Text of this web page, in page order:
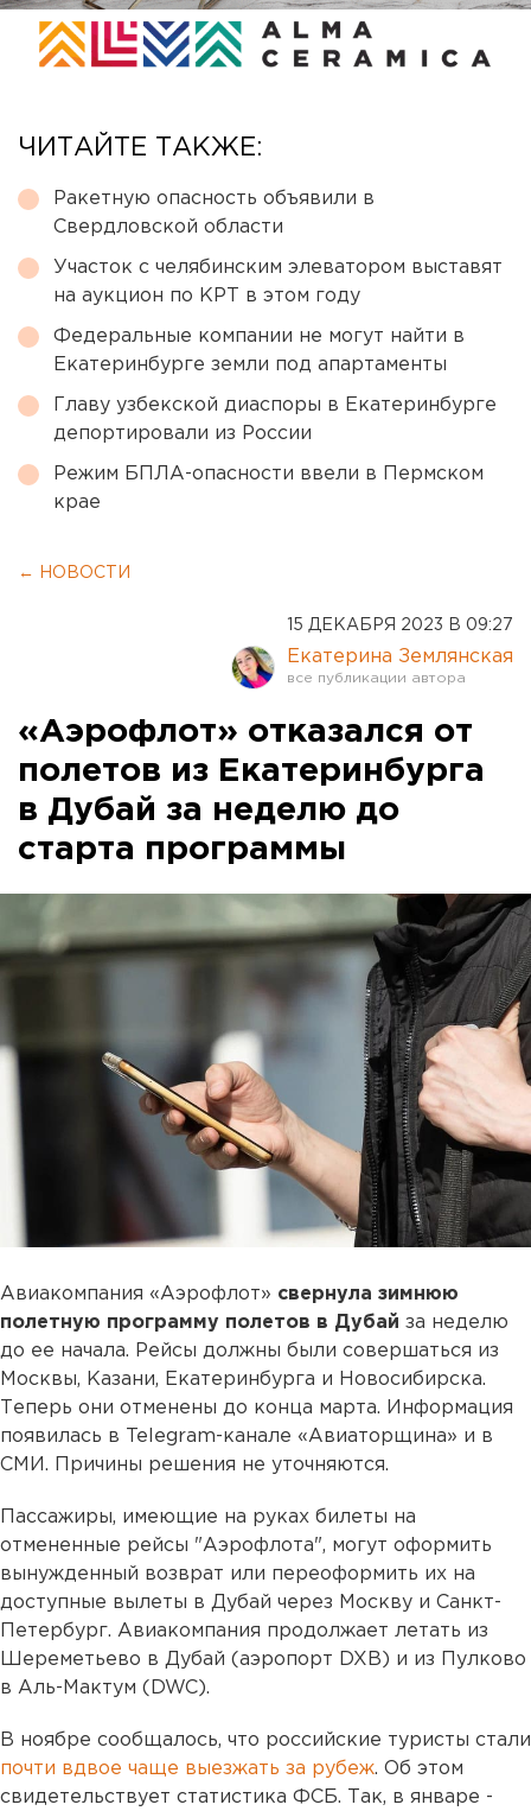
ЧИТАЙТЕ ТАКЖЕ:
Ракетную опасность объявили в
Свердловской области
Участок с челябинским элеватором выставят
на аукцион по КРТ в этом году
Федеральные компании не могут найти в
Екатеринбурге земли под апартаменты
Главу узбекской диаспоры в Екатеринбурге
депортировали из России
Режим БПЛА-опасности ввели в Пермском
крае
← НОВОСТИ
15 ДЕКАБРЯ 2023 В 09:27
Екатерина Землянская
«Аэрофлот» отказался от
полетов из Екатеринбурга
в Дубай за неделю до
старта программы
Авиакомпания «Аэрофлот» свернула зимнюю
полетную программу полетов в Дубай за неделю
до ее начала. Рейсы должны были совершаться из
Москвы, Казани, Екатеринбурга и Новосибирска.
Теперь они отменены до конца марта. Информация
появилась в Telegram-канале «Авиаторщина» и в
СМИ. Причины решения не уточняются.
Пассажиры, имеющие на руках билеты на
отмененные рейсы "Аэрофлота", могут оформить
вынужденный возврат или переоформить их на
доступные вылеты в Дубай через Москву и Санкт-
Петербург. Авиакомпания продолжает летать из
Шереметьево в Дубай (аэропорт DXB) и из Пулково
в Аль-Мактум (DWC).
В ноябре сообщалось, что российские туристы стали
почти вдвое чаще выезжать за рубеж. Об этом
свидетельствует статистика ФСБ. Так, в январе -